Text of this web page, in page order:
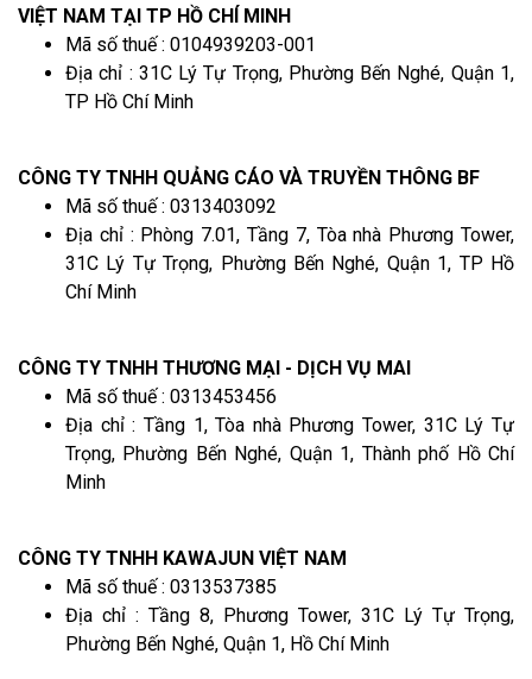
VIỆT NAM TẠI TP HỒ CHÍ MINH
Mã số thuế : 0104939203-001
Địa chỉ : 31C Lý Tự Trọng, Phường Bến Nghé, Quận 1,
TP Hồ Chí Minh
CÔNG TY TNHH QUẢNG CÁO VÀ TRUYỀN THÔNG BF
Mã số thuế : 0313403092
Địa chỉ : Phòng 7.01, Tầng 7, Tòa nhà Phương Tower,
31C Lý Tự Trọng, Phường Bến Nghé, Quận 1, TP Hồ
Chí Minh
CÔNG TY TNHH THƯƠNG MẠI - DỊCH VỤ MAI
Mã số thuế : 0313453456
Địa chỉ : Tầng 1, Tòa nhà Phương Tower, 31C Lý Tự
Trọng, Phường Bến Nghé, Quận 1, Thành phố Hồ Chí
Minh
CÔNG TY TNHH KAWAJUN VIỆT NAM
Mã số thuế : 0313537385
Địa chỉ : Tầng 8, Phương Tower, 31C Lý Tự Trọng,
Phường Bến Nghé, Quận 1, Hồ Chí Minh